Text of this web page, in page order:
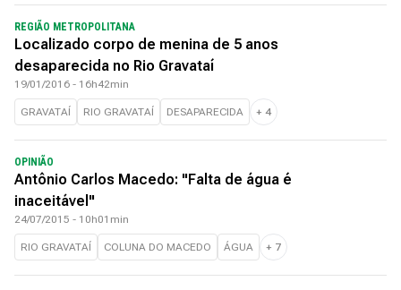
REGIÃO METROPOLITANA
Localizado corpo de menina de 5 anos
desaparecida no Rio Gravataí
19/01/2016 - 16h42min
GRAVATAÍ RIO GRAVATAÍ DESAPARECIDA + 4
OPINIÃO
Antônio Carlos Macedo: "Falta de água é
inaceitável"
24/07/2015 - 10h01min
RIO GRAVATAÍ COLUNA DO MACEDO ÁGUA + 7